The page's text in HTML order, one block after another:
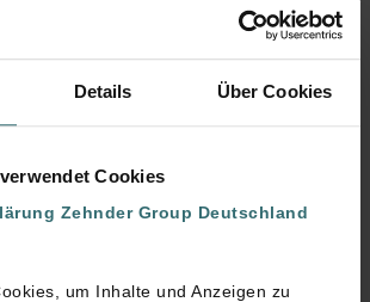
Details Über Cookies
Cookies
Zehnder Group Deutschland
um Inhalte und Anzeigen zu